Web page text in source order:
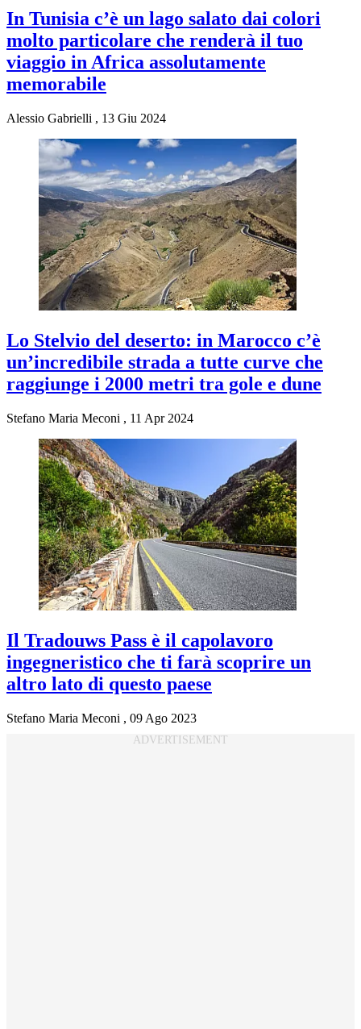
In Tunisia c’è un lago salato dai colori
molto particolare che renderà il tuo
viaggio in Africa assolutamente
memorabile
Alessio Gabrielli , 13 Giu 2024
Lo Stelvio del deserto: in Marocco c’è
un’incredibile strada a tutte curve che
raggiunge i 2000 metri tra gole e dune
Stefano Maria Meconi , 11 Apr 2024
Il Tradouws Pass è il capolavoro
ingegneristico che ti farà scoprire un
altro lato di questo paese
Stefano Maria Meconi , 09 Ago 2023